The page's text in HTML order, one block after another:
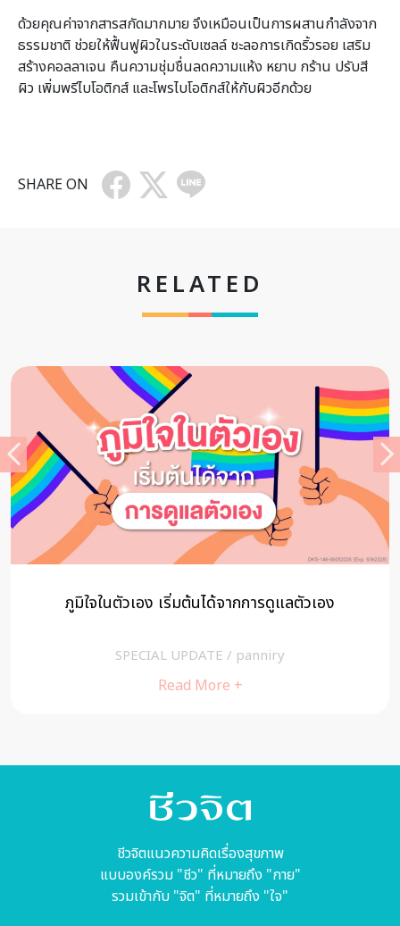
ด้วยคุณค่าจากสารสกัดมากมาย จึงเหมือนเป็นการผสานกำลังจาก
ธรรมชาติ ช่วยให้ฟื้นฟูผิวในระดับเซลล์ ชะลอการเกิดริ้วรอย เสริม
สร้างคอลลาเจน คืนความชุ่มชื่นลดความแห้ง หยาบ กร้าน ปรับสี
ผิว เพิ่มพรีไบโอติกส์ และโพรไบโอติกส์ให้กับผิวอีกด้วย
SHARE ON
RELATED
ภูมิใจในตัวเอง เริ่มต้นได้จากการดูแลตัวเอง
SPECIAL UPDATE / panniry
Read More +
ชีวจิตแนวความคิดเรื่องสุขภาพ
แบบองค์รวม "ชีว" ที่หมายถึง "กาย"
รวมเข้ากับ "จิต" ที่หมายถึง "ใจ"